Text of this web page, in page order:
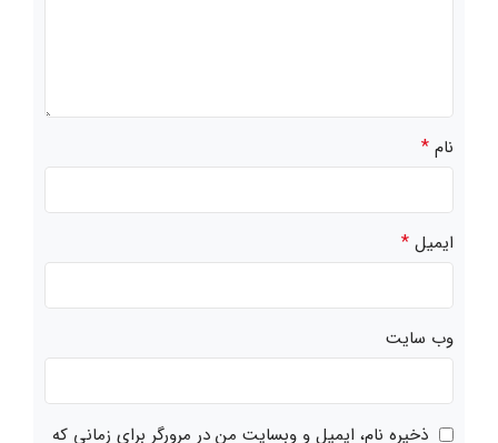
نام *
ایمیل *
وب‌ سایت
ذخیره نام، ایمیل و وبسایت من در مرورگر برای زمانی که